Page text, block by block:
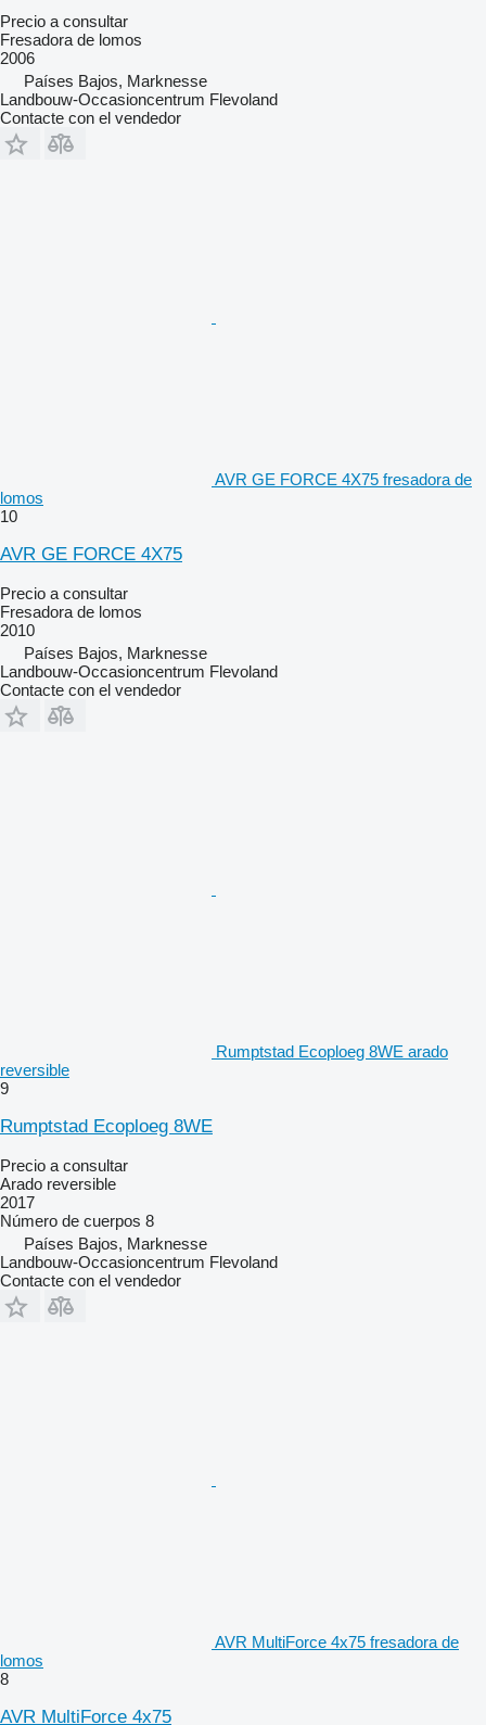
Precio a consultar
Fresadora de lomos
2006
Países Bajos, Marknesse
Landbouw-Occasioncentrum Flevoland
Contacte con el vendedor
AVR GE FORCE 4X75 fresadora de
lomos
10
AVR GE FORCE 4X75
Precio a consultar
Fresadora de lomos
2010
Países Bajos, Marknesse
Landbouw-Occasioncentrum Flevoland
Contacte con el vendedor
Rumptstad Ecoploeg 8WE arado
reversible
9
Rumptstad Ecoploeg 8WE
Precio a consultar
Arado reversible
2017
Número de cuerpos 8
Países Bajos, Marknesse
Landbouw-Occasioncentrum Flevoland
Contacte con el vendedor
AVR MultiForce 4x75 fresadora de
lomos
8
AVR MultiForce 4x75